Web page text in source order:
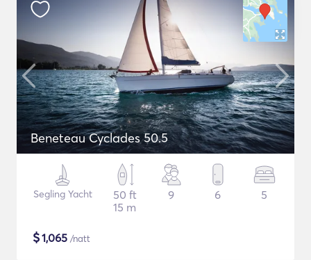
Beneteau Cyclades 50.5
Segling Yacht
50 ft
15 m
9 6 5
$1,065 /natt